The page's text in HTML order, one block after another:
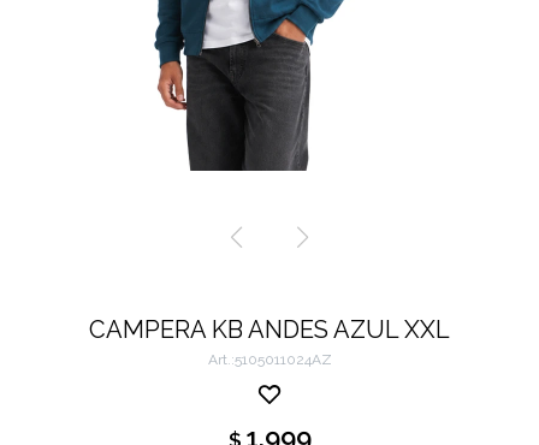
CAMPERA KB ANDES AZUL XXL
5105011024AZ
$ 1.999